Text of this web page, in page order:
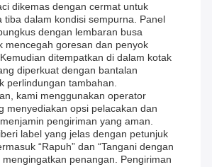
dikemas dengan cermat untuk
tiba dalam kondisi sempurna. Panel
dengan lembaran busa
mencegah goresan dan penyok
ditempatkan di dalam kotak
diperkuat dengan bantalan
perlindungan tambahan.
kami menggunakan operator
menyediakan opsi pelacakan dan
pengiriman yang aman.
label yang jelas dengan petunjuk
“Rapuh” dan “Tangani dengan
mengingatkan penangan. Pengiriman